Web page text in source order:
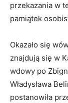
przekazania w
pamiątek
Okazało się
znajdują się w
wdowy po
Władysława
postanowiła